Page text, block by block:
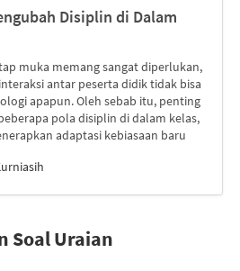
Disiplin di Dalam
muka memang sangat diperlukan,
antar peserta didik tidak bisa
apapun. Oleh sebab itu, penting
pola disiplin di dalam kelas,
adaptasi kebiasaan baru
Soal Uraian